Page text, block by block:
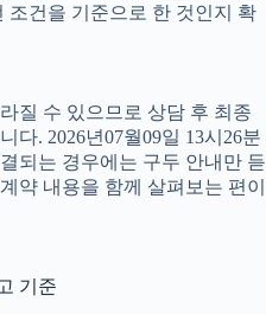
조건을 기준으로 한 것인지 확
질 수 있으므로 상담 후 최종
다. 2026년07월09일 13시26분
되는 경우에는 구두 안내만 듣
약 내용을 함께 살펴보는 편이
기준